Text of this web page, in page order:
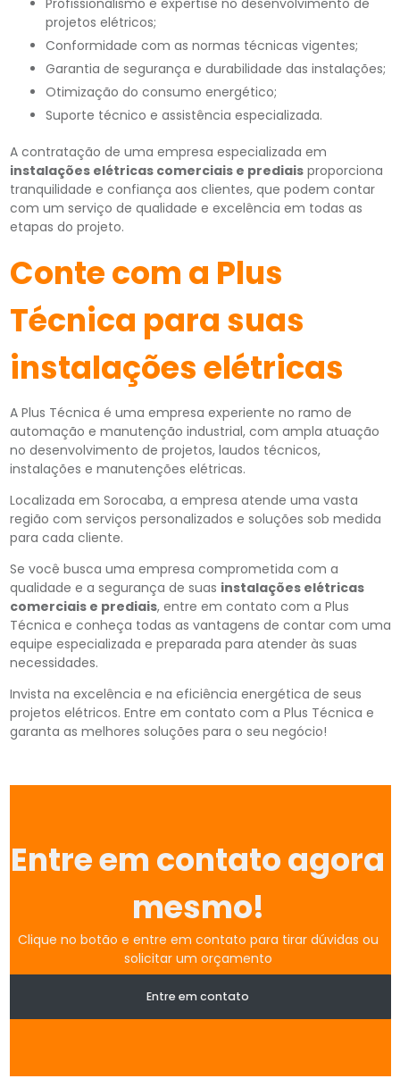
Profissionalismo e expertise no desenvolvimento de
projetos elétricos;
Conformidade com as normas técnicas vigentes;
Garantia de segurança e durabilidade das instalações;
Otimização do consumo energético;
Suporte técnico e assistência especializada.
A contratação de uma empresa especializada em
instalações elétricas comerciais e prediaisproporciona
tranquilidade e confiança aos clientes, que podem contar
com um serviço de qualidade e excelência em todas as
etapas do projeto.
Conte com a Plus
Técnica para suas
instalações elétricas
A Plus Técnica é uma empresa experiente no ramo de
automação e manutenção industrial, com ampla atuação
no desenvolvimento de projetos, laudos técnicos,
instalações e manutenções elétricas.
Localizada em Sorocaba, a empresa atende uma vasta
região com serviços personalizados e soluções sob medida
para cada cliente.
Se você busca uma empresa comprometida com a
qualidade e a segurança de suas instalações elétricas
comerciais e prediais, entre em contato com a Plus
Técnica e conheça todas as vantagens de contar com uma
equipe especializada e preparada para atender às suas
necessidades.
Invista na excelência e na eficiência energética de seus
projetos elétricos. Entre em contato com a Plus Técnica e
garanta as melhores soluções para o seu negócio!
Entre em contato agora
mesmo!
Clique no botão e entre em contato para tirar dúvidas ou
solicitar um orçamento
Entre em contato